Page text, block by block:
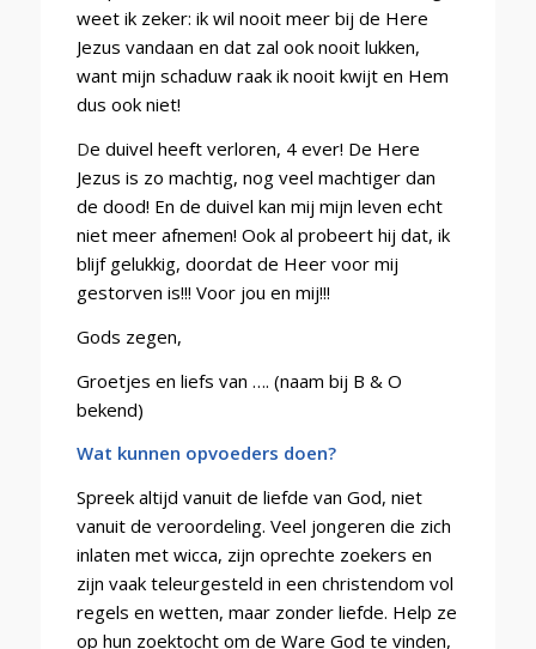
weet ik zeker: ik wil nooit meer bij de Here
Jezus vandaan en dat zal ook nooit lukken,
want mijn schaduw raak ik nooit kwijt en Hem
dus ook niet!
De duivel heeft verloren, 4 ever! De Here
Jezus is zo machtig, nog veel machtiger dan
de dood! En de duivel kan mij mijn leven echt
niet meer afnemen! Ook al probeert hij dat, ik
blijf gelukkig, doordat de Heer voor mij
gestorven is!!! Voor jou en mij!!!
Gods zegen,
Groetjes en liefs van …. (naam bij B & O
bekend)
Wat kunnen opvoeders doen?
Spreek altijd vanuit de liefde van God, niet
vanuit de veroordeling. Veel jongeren die zich
inlaten met wicca, zijn oprechte zoekers en
zijn vaak teleurgesteld in een christendom vol
regels en wetten, maar zonder liefde. Help ze
op hun zoektocht om de Ware God te vinden,